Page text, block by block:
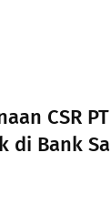
CSR
di Bank